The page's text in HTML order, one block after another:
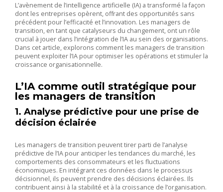
L’avènement de l’intelligence artificielle (IA) a transformé la façon
dont les entreprises opèrent, offrant des opportunités sans
précédent pour l’efficacité et l’innovation. Les managers de
transition, en tant que catalyseurs du changement, ont un rôle
crucial à jouer dans l’intégration de l’IA au sein des organisations.
Dans cet article, explorons comment les managers de transition
peuvent exploiter l’IA pour optimiser les opérations et stimuler la
croissance organisationnelle.
L’IA comme outil stratégique pour
les managers de transition
1. Analyse prédictive pour une prise de
décision éclairée
Les managers de transition peuvent tirer parti de l’analyse
prédictive de l’IA pour anticiper les tendances du marché, les
comportements des consommateurs et les fluctuations
économiques. En intégrant ces données dans le processus
décisionnel, ils peuvent prendre des décisions éclairées. Ils
contribuent ainsi à la stabilité et à la croissance de l’organisation.